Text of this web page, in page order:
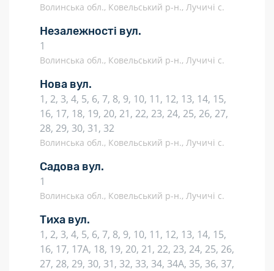
Волинська обл., Ковельський р-н., Лучичі с.
Незалежності вул.
1
Волинська обл., Ковельський р-н., Лучичі с.
Нова вул.
1, 2, 3, 4, 5, 6, 7, 8, 9, 10, 11, 12, 13, 14, 15,
16, 17, 18, 19, 20, 21, 22, 23, 24, 25, 26, 27,
28, 29, 30, 31, 32
Волинська обл., Ковельський р-н., Лучичі с.
Садова вул.
1
Волинська обл., Ковельський р-н., Лучичі с.
Тиха вул.
1, 2, 3, 4, 5, 6, 7, 8, 9, 10, 11, 12, 13, 14, 15,
16, 17, 17А, 18, 19, 20, 21, 22, 23, 24, 25, 26,
27, 28, 29, 30, 31, 32, 33, 34, 34А, 35, 36, 37,